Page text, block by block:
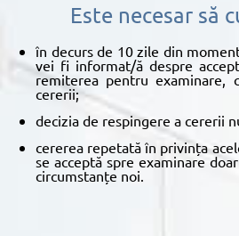
Este necesar să
în decurs de 10 zile din
vei fi informat/ă despre
remiterea pentru examinare,
cererii;
decizia de respingere a cererii
cererea repetată în privința
se acceptă spre examinare
circumstanțe noi.